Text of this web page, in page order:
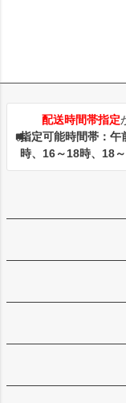
配送時間帯指定
指定可能時間帯：
時、16～18時、18